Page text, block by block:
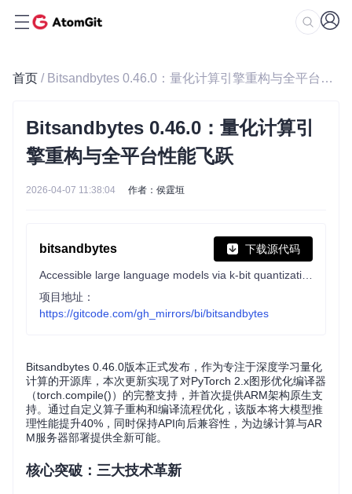
首页 / Bitsandbytes 0.46.0：量化计算引擎重构与全平台性能飞跃
Bitsandbytes 0.46.0：量化计算引
擎重构与全平台性能飞跃
2026-04-07 11:38:04 作者：侯霆垣
bitsandbytes 下载源代码
项目地址：
https://gitcode.com/gh_mirrors/bi/bitsandbytes
Bitsandbytes 0.46.0版本正式发布，作为专注于深度学习量化
计算的开源库，本次更新实现了对PyTorch 2.x图形优化编译器
（torch.compile()）的完整支持，并首次提供ARM架构原生支
持。通过自定义算子重构和编译流程优化，该版本将大模型推
理性能提升40%，同时保持API向后兼容性，为边缘计算与AR
M服务器部署提供全新可能。
核心突破：三大技术革新